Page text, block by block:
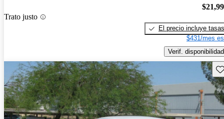
Trato justo
El precio incluye tasas
$431/mes
Verif. disponibilidad